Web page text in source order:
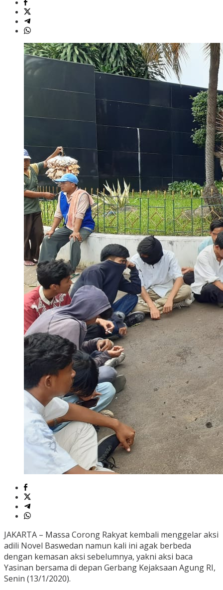
JAKARTA – Massa Corong Rakyat kembali menggelar aksi
adili Novel Baswedan namun kali ini agak berbeda
dengan kemasan aksi sebelumnya, yakni aksi baca
Yasinan bersama di depan Gerbang Kejaksaan Agung RI,
Senin (13/1/2020).